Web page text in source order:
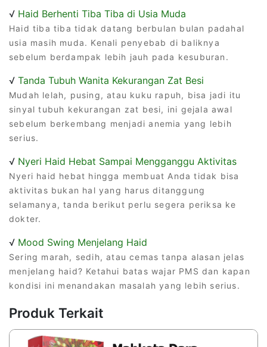
√ Haid Berhenti Tiba Tiba di Usia Muda
Haid tiba tiba tidak datang berbulan bulan padahal
usia masih muda. Kenali penyebab di baliknya
sebelum berdampak lebih jauh pada kesuburan.
√ Tanda Tubuh Wanita Kekurangan Zat Besi
Mudah lelah, pusing, atau kuku rapuh, bisa jadi itu
sinyal tubuh kekurangan zat besi, ini gejala awal
sebelum berkembang menjadi anemia yang lebih
serius.
√ Nyeri Haid Hebat Sampai Mengganggu Aktivitas
Nyeri haid hebat hingga membuat Anda tidak bisa
aktivitas bukan hal yang harus ditanggung
selamanya, tanda berikut perlu segera periksa ke
dokter.
√ Mood Swing Menjelang Haid
Sering marah, sedih, atau cemas tanpa alasan jelas
menjelang haid? Ketahui batas wajar PMS dan kapan
kondisi ini menandakan masalah yang lebih serius.
Produk Terkait